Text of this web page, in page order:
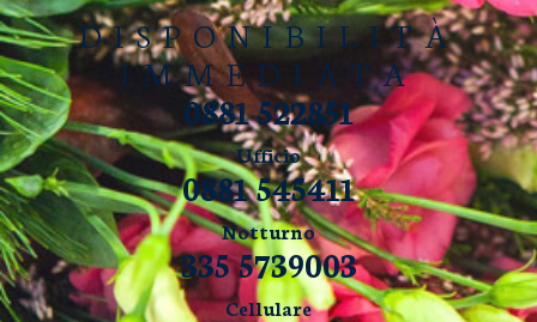
DISPONIBILITÀ
IMMEDIATA
0881 522851
Ufficio
0881 545411
Notturno
335 5739003
Cellulare